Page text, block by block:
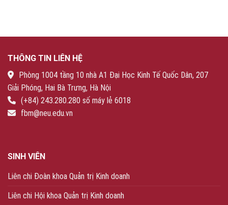
THÔNG TIN LIÊN HỆ
Phòng 1004 tầng 10 nhà A1 Đại Học Kinh Tế Quốc Dân, 207
Giải Phóng, Hai Bà Trưng, Hà Nội
(+84) 243.280.280 số máy lẻ 6018
fbm@neu.edu.vn
SINH VIÊN
Liên chi Đoàn khoa Quản trị Kinh doanh
Liên chi Hội khoa Quản trị Kinh doanh